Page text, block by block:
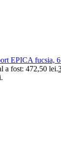
EPICA fucsia,
a fost: 472,50 lei.